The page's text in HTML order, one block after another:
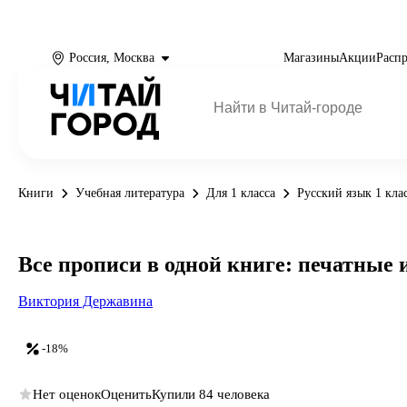
Россия, Москва МагазиныАкции
Книги Учебная литература Для 1 класса Русский язык 1
-18%
Все прописи в одной книге:
Виктория Державина
Нет оценокОценитьКупили 84 человека